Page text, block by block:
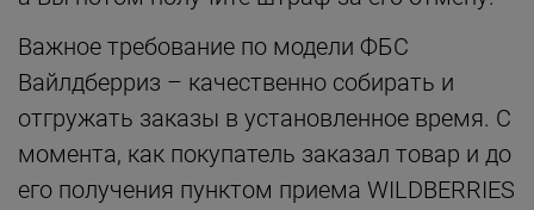
Важное требование по модели ФБС
Вайлдберриз – качественно собирать и
отгружать заказы в установленное время. С
момента, как покупатель заказал товар и до
его получения пунктом приема WILDBERRIES